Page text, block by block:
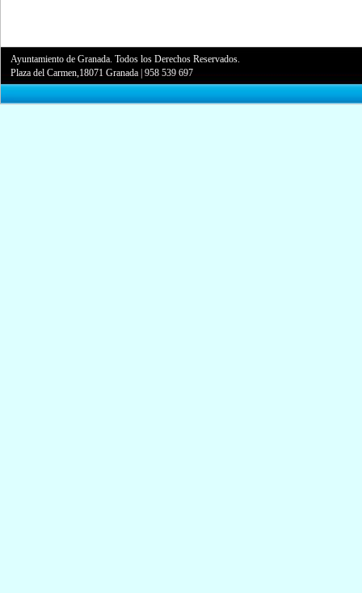
Ayuntamiento de Granada. Todos los Derechos Reservados.
Plaza del Carmen,18071 Granada |958 539 697